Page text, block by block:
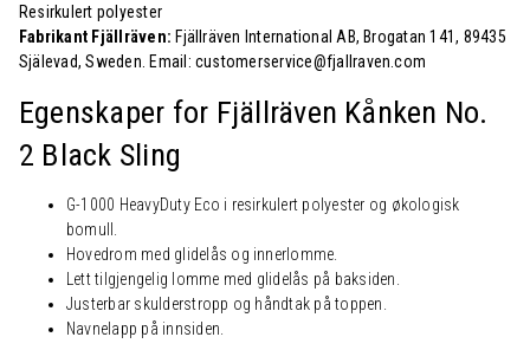
Resirkulert polyester
Fabrikant Fjällräven: Fjällräven International AB, Brogatan 141, 89435
Själevad, Sweden. Email: customerservice@fjallraven.com
Egenskaper for Fjällräven Kånken No.
2 Black Sling
G-1000 HeavyDuty Eco i resirkulert polyester og økologisk
bomull.
Hovedrom med glidelås og innerlomme.
Lett tilgjengelig lomme med glidelås på baksiden.
Justerbar skulderstropp og håndtak på toppen.
Navnelapp på innsiden.